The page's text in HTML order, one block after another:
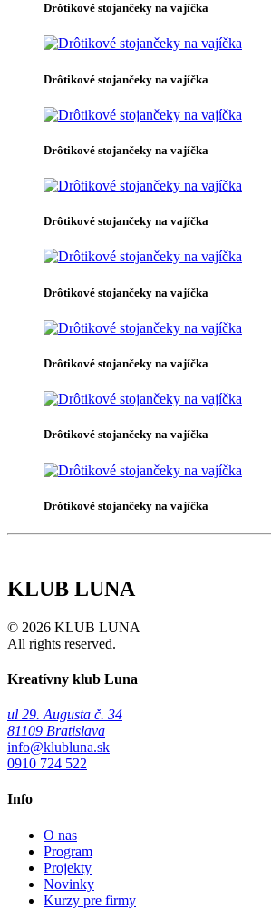
Drôtikové stojančeky na vajíčka
Drôtikové stojančeky na vajíčka
Drôtikové stojančeky na vajíčka
Drôtikové stojančeky na vajíčka
Drôtikové stojančeky na vajíčka
Drôtikové stojančeky na vajíčka
Drôtikové stojančeky na vajíčka
Drôtikové stojančeky na vajíčka
KLUB LUNA
© 2026 KLUB LUNA
All rights reserved.
Kreatívny klub Luna
ul 29. Augusta č. 34
81109 Bratislava
info@klubluna.sk
0910 724 522
Info
O nas
Program
Projekty
Novinky
Kurzy pre firmy